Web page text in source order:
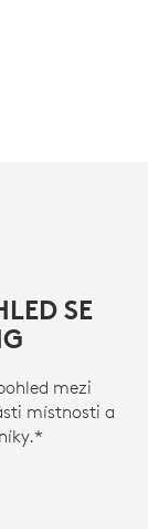
SE
mezi
místnosti a